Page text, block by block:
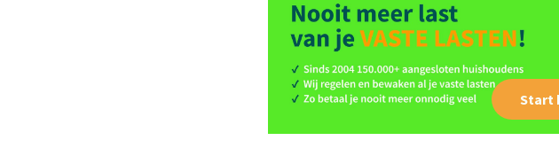
Start